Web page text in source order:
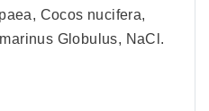
Cocos nucifera,
Globulus, NaCl.